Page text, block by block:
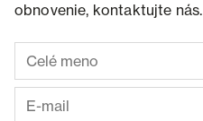
obnovenie, kontaktujte nás.